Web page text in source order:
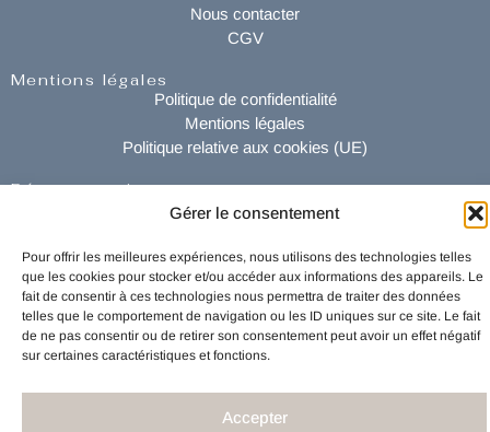
Gérer le consentement
Pour offrir les meilleures expériences, nous utilisons des technologies telles
que les cookies pour stocker et/ou accéder aux informations des appareils. Le
fait de consentir à ces technologies nous permettra de traiter des données
telles que le comportement de navigation ou les ID uniques sur ce site. Le fait
de ne pas consentir ou de retirer son consentement peut avoir un effet négatif
sur certaines caractéristiques et fonctions.
Accepter
Nous contacter
CGV
Mentions légales
Politique de confidentialité
Mentions légales
Politique relative aux cookies (UE)
Réseaux sociaux
Instagram
TikTok